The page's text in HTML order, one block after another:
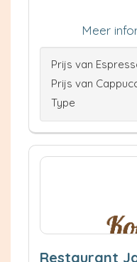
Meer
Prijs van
Prijs van
Type
Restaurant